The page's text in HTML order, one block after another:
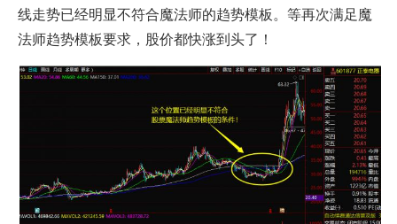
线走势已经明显不符合魔法师的趋势模板。等再次满足魔
法师趋势模板要求，股价都快涨到头了！